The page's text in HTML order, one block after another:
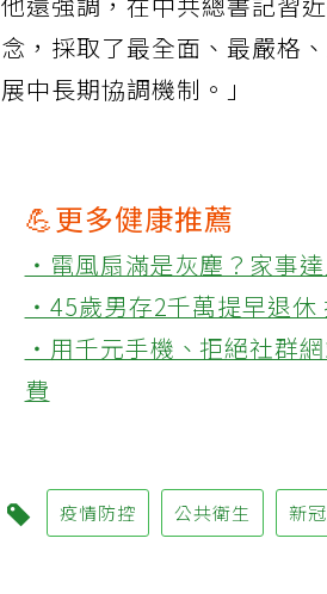
他還強調，在中共總書記習
念，採取了最全面、最嚴格
展中長期協調機制。」
💪更多健康推薦
‧電風扇滿是灰塵？家事
‧45歲男存2千萬提早退休
‧用千元手機、拒絕社群
費
疫情防控 公共衛生 新